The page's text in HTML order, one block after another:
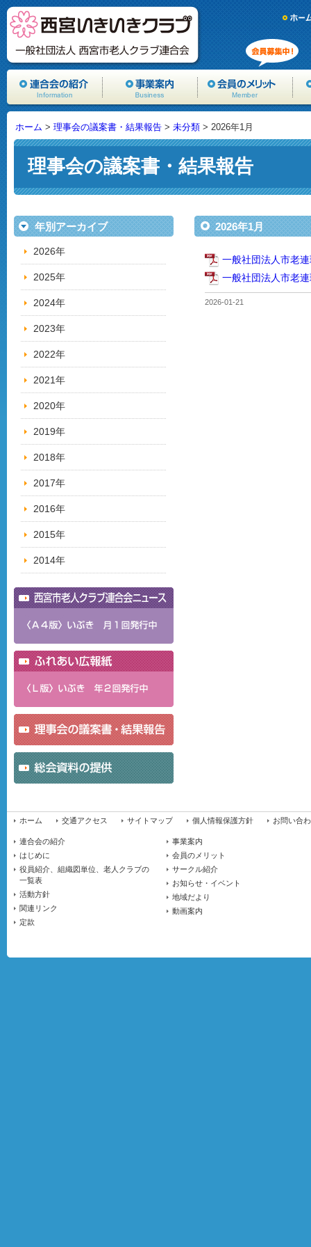
ホーム > 理事会の議案書・結果報告 > 未分類 > 2026年1月
理事会の議案書・結果報告
2026年1月
一般社団法人市老
一般社団法人市老
2026-01-21
年別アーカイブ
2026年
2025年
2024年
2023年
2022年
2021年
2020年
2019年
2018年
2017年
2016年
2015年
2014年
ホーム 交通アクセス サイトマップ 個人情報保護方針 お問い合
連合会の紹介
はじめに
役員紹介、組織図単位、老人クラブの
一覧表
活動方針
関連リンク
定款
事業案内
会員のメリット
サークル紹介
お知らせ・イベント
地域だより
動画案内